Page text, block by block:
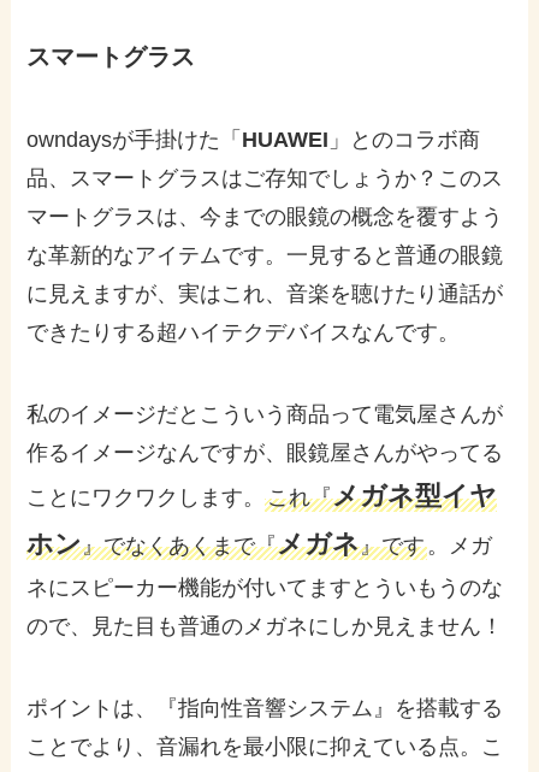
スマートグラス
owndaysが手掛けた「 HUAWEI 」とのコラボ商
品、スマートグラスはご存知でしょうか？このス
マートグラスは、今までの眼鏡の概念を覆すよう
な革新的なアイテムです。一見すると普通の眼鏡
に見えますが、実はこれ、音楽を聴けたり通話が
できたりする超ハイテクデバイスなんです。
私のイメージだとこういう商品って電気屋さんが
作るイメージなんですが、眼鏡屋さんがやってる
ことにワクワクします。これ『メガネ型イヤ
ホン』でなくあくまで『メガネ』です。メガ
ネにスピーカー機能が付いてますとういもうのな
ので、見た目も普通のメガネにしか見えません！
ポイントは、『指向性音響システム』を搭載する
ことでより、音漏れを最小限に抑えている点。こ